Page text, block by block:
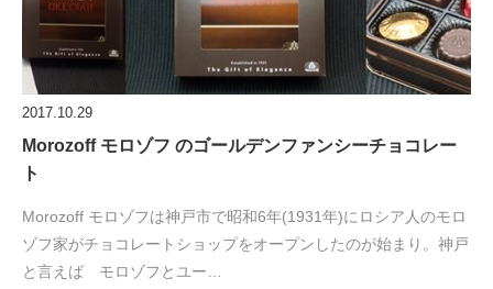
2017.10.29
Morozoff モロゾフ のゴールデンファンシーチョコレー
ト
Morozoff モロゾフは神戸市で昭和6年(1931年)にロシア人のモロ
ゾフ家がチョコレートショップをオープンしたのが始まり。神戸
と言えば モロゾフとユー…